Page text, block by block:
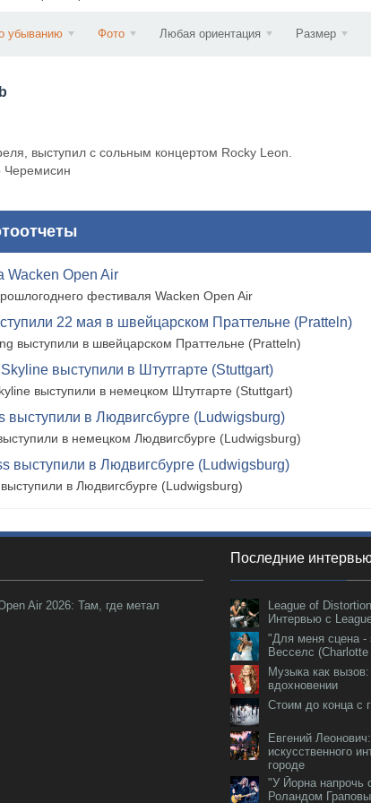
убыванию Фото Любая ориентация Размер
выступил с сольным концертом Rocky Leon.
Черемисин
Wacken Open Air
фестиваля Wacken Open Air
22 мая в швейцарском Праттельне (Pratteln)
выступили в швейцарском Праттельне (Pratteln)
выступили в Штутгарте (Stuttgart)
выступили в немецком Штутгарте (Stuttgart)
выступили в Людвигсбурге (Ludwigsburg)
в немецком Людвигсбурге (Ludwigsburg)
выступили в Людвигсбурге (Ludwigsburg)
в Людвигсбурге (Ludwigsburg)
Air 2026: Там, где метал
Последние
League of
Интервью с
"Для меня сцена -
Весселс
Музыка как
вдохновении
Стоим до конца с
Евгений
искусственного
городе
"У Йорна напрочь
Роландом